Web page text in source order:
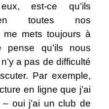
est-ce qu’ils
toutes nos
me mets toujours à
qu’ils nous
a pas de difficulté
Par exemple,
en ligne que j’ai
oui j’ai un club de